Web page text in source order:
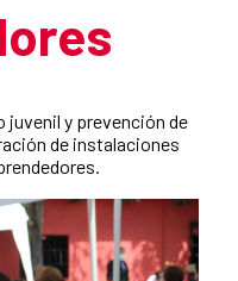
juvenil y prevención de
de instalaciones